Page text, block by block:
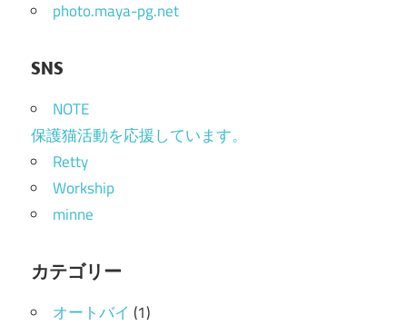
photo.maya-pg.net
SNS
NOTE
保護猫活動を応援しています。
Retty
Workship
minne
カテゴリー
オートバイ (1)